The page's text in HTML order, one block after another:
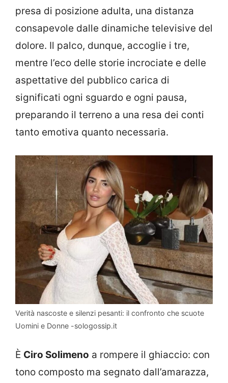
presa di posizione adulta, una distanza
consapevole dalle dinamiche televisive del
dolore. Il palco, dunque, accoglie i tre,
mentre l’eco delle storie incrociate e delle
aspettative del pubblico carica di
significati ogni sguardo e ogni pausa,
preparando il terreno a una resa dei conti
tanto emotiva quanto necessaria.
Verità nascoste e silenzi pesanti: il confronto che scuote
Uomini e Donne -sologossip.it
È Ciro Solimeno a rompere il ghiaccio: con
tono composto ma segnato dall’amarazza,